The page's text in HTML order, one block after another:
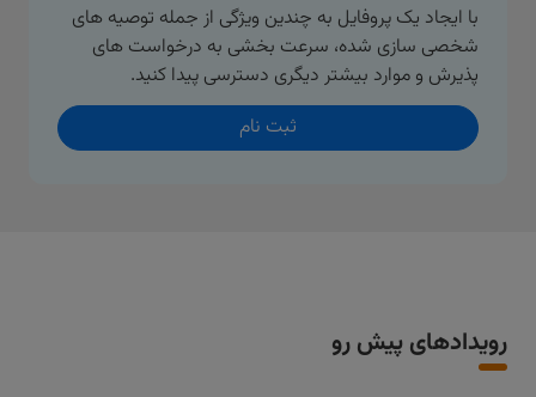
با ایجاد یک پروفایل به چندین ویژگی از جمله توصیه های
شخصی سازی شده، سرعت بخشی به درخواست های
پذیرش و موارد بیشتر دیگری دسترسی پیدا کنید.
ثبت نام
رویدادهای پیش رو